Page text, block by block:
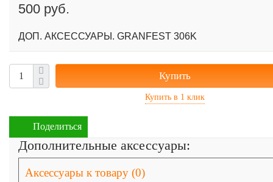
500 руб.
ДОП. АКСЕССУАРЫ. GRANFEST 306K
Купить
Поделиться
Дополнительные аксессуары:
Аксессуары к товару (0)